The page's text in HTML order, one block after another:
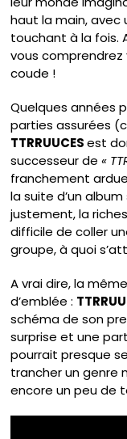
haut la main, avec
touchant à la fois.
vous
coude !
Quelques années
parties assurées
TTRRUUCESest
successeur de«
franchement
la suite d’un
justement, la
difficile de coller
groupe, à quoi
A vrai dire, la
d’emblée :
schéma de son
surprise et une
pourrait presque
trancher un genre
encore un peu de